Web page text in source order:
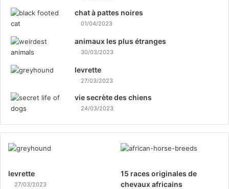
chat à pattes noires
01/04/2023
animaux les plus étranges
30/03/2023
levrette
27/03/2023
vie secrète des chiens
24/03/2023
levrette
27/03/2023
15 races originales de
chevaux africains